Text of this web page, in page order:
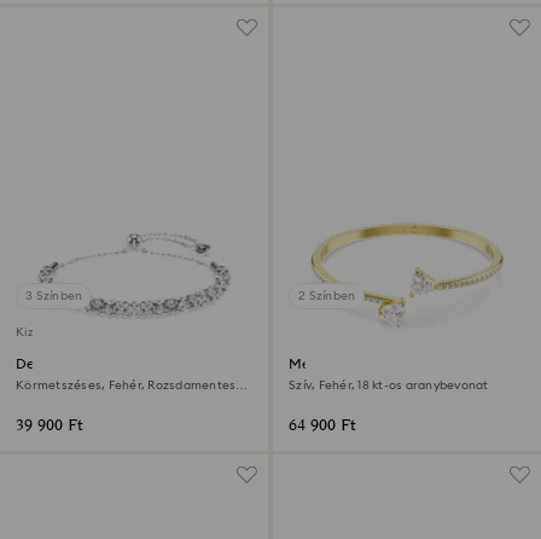
3 Színben
Kizárólag online elérhető
Dextera karkötő
Körmetszéses, Fehér, Rozsdamentes
39 900 Ft
2 Színben
Mesmera karperec
Szív, Fehér, 18 kt-os aranybevonat
64 900 Ft